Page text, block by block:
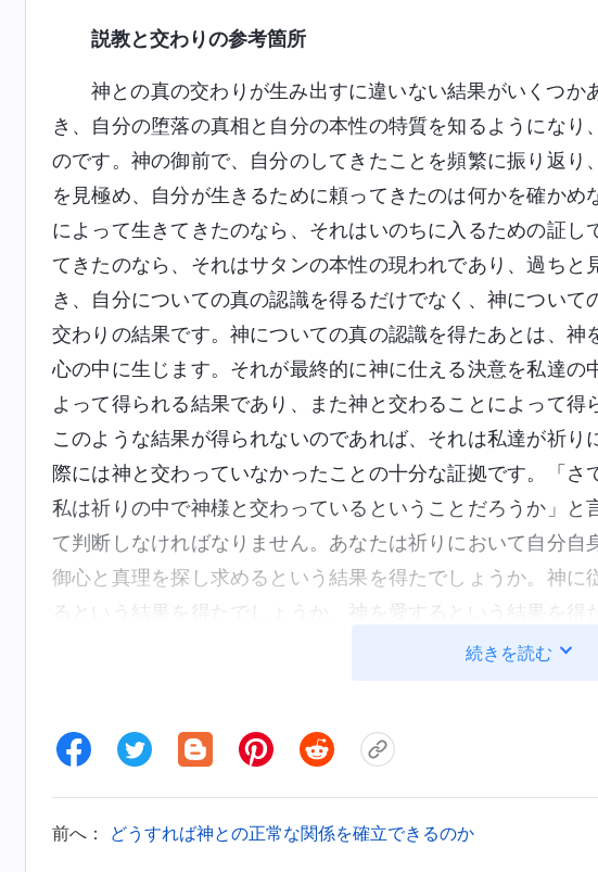
説教と交わりの参考箇所
神との真の交わりが生み出すに違いない結果がいくつか
き、自分の堕落の真相と自分の本性の特質を知るようにな
のです。神の御前で、自分のしてきたことを頻繁に振り返
を見極め、自分が生きるために頼ってきたのは何かを確か
によって生きてきたのなら、それはいのちに入るための証し
てきたのなら、それはサタンの本性の現われであり、過ちと
き、自分についての真の認識を得るだけでなく、神につい
交わりの結果です。神についての真の認識を得たあとは、
心の中に生じます。それが最終的に神に仕える決意を私達の
よって得られる結果であり、また神と交わることによって
このような結果が得られないのであれば、それは私達が祈
際には神と交わっていなかったことの十分な証拠です。「
私は祈りの中で神様と交わっているということだろうか」
て判断しなければなりません。あなたは祈りにおいて自分
御心と真理を探し求めるという結果を得たでしょうか。神
るという結果を得たでしょうか。神を愛するという結果を得
も得ていないのであれば、あなたの祈りは空虚であり、無意
続きを読む
前へ： どうすれば神との正常な関係を確立できるのか